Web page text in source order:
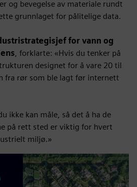
og bevegelse av materiale rundt
grunnlaget for pålitelige data.
for vann og
, forklarte: «Hvis du tenker på
designet for å vare 20 til
fra rør som ble lagt før internett
ikke kan måle, så det å ha de
på rett sted er viktig for hvert
miljø.»